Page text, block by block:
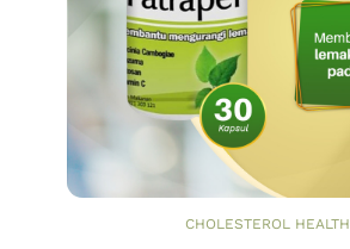
CHOLESTEROL HEALTH